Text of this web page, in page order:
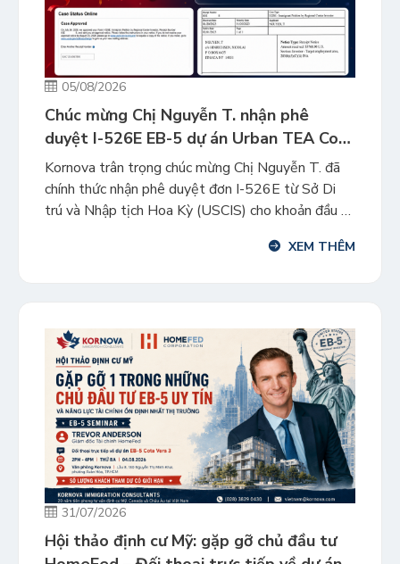
05/08/2026
Chúc mừng Chị Nguyễn T. nhận phê
duyệt I-526E EB-5 dự án Urban TEA Cota
Vera 1
Kornova trân trọng chúc mừng Chị Nguyễn T. đã
chính thức nhận phê duyệt đơn I-526E từ Sở Di
trú và Nhập tịch Hoa Kỳ (USCIS) cho khoản đầu tư
mốc quan trọng, đưa chị và gia đình tiến thêm một
XEM THÊM
31/07/2026
Hội thảo định cư Mỹ: gặp gỡ chủ đầu tư